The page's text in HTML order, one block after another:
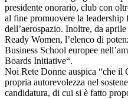
presidente onorario, club con
al fine promuovere la leadership
dell’aerospazio. Inoltre, da
Ready Women, l’elenco di
Business School europee
Boards Initiative“.
Noi Rete Donne auspica “che il
propria autorevolezza nel
candidatura, di cui si è fatto